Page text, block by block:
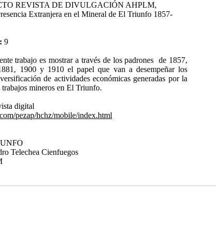
REVISTA DE DIVULGACIÓN AHPLM,
Extranjera en el Mineral de El Triunfo 1857-
9
trabajo es mostrar a través de los padrones de 1857,
1900 y 1910 el papel que van a desempeñar los
de actividades económicas generadas por la
mineros en El Triunfo.
digital
pezap/hchz/mobile/index.html
Telechea Cienfuegos